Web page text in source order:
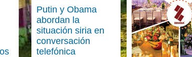
Putin y Obama
abordan la
situación siria en
conversación
telefónica